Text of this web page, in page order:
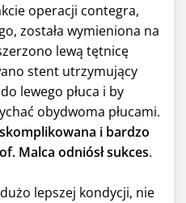
operacji contegra,
została wymieniona na
lewą tętnicę
stent utrzymujący
lewego płuca i by
obydwoma płucami.
i bardzo
Malca odniósł sukces.
lepszej kondycji, nie